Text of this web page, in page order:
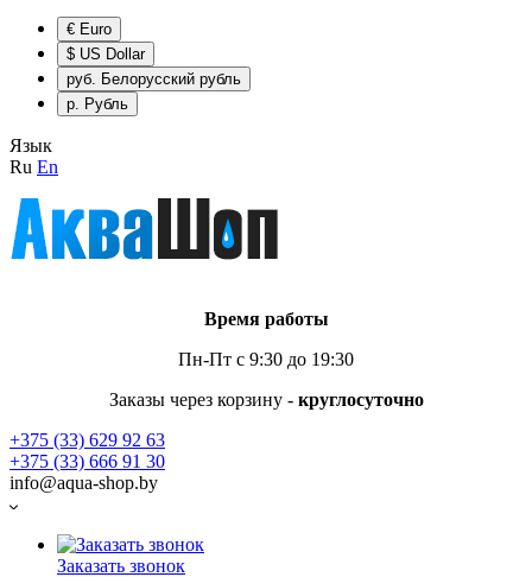
€ Euro
$ US Dollar
руб. Белорусский рубль
р. Рубль
Язык
Ru En
Время работы
Пн-Пт с 9:30 до 19:30
Заказы через корзину - круглосуточно
+375 (33) 629 92 63
+375 (33) 666 91 30
info@aqua-shop.by
Заказать звонок